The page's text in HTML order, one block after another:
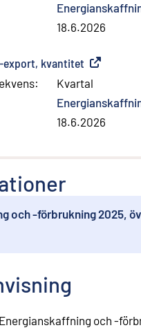
18.6.2026
export, kvantitet Extern länk
:
Kvartal
18.6.2026
och -förbrukning 2025,
Energianskaffning och -